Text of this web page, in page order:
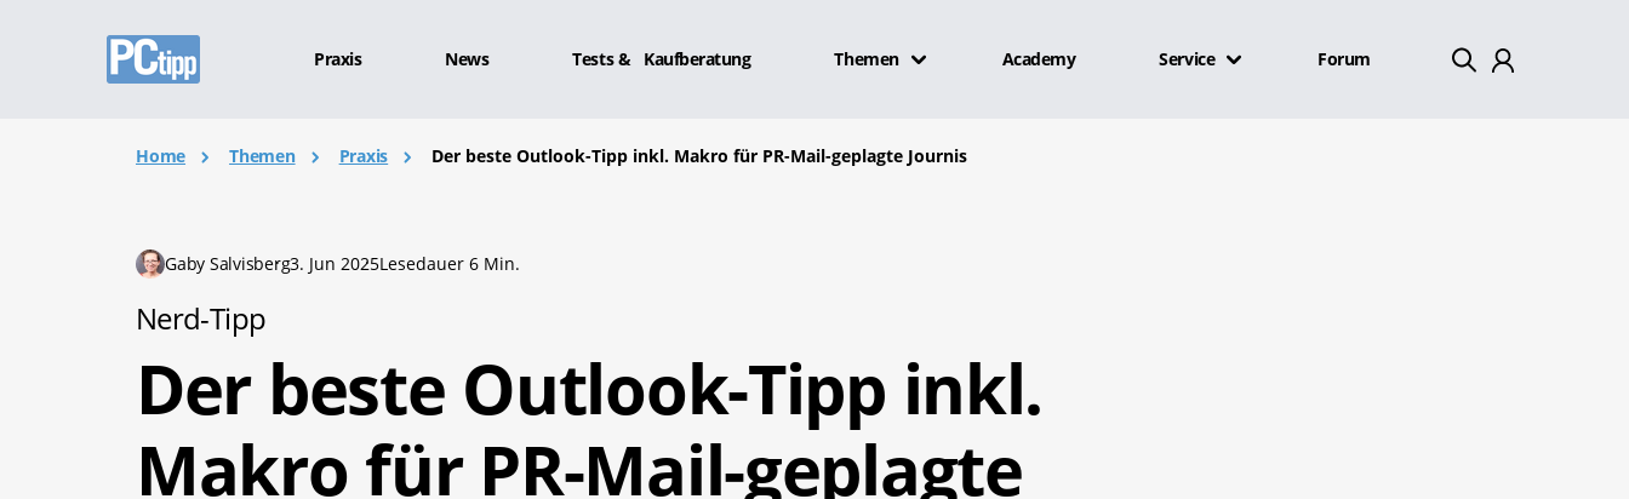
Praxis News Tests & Kaufberatung Themen Academy Service Forum
Home Themen Praxis Der beste Outlook-Tipp inkl. Makro für PR-Mail-geplagte Journis
Gaby Salvisberg3. Jun 2025Lesedauer 6 Min.
Nerd-Tipp
Der beste Outlook-Tipp inkl.
Makro für PR-Mail-geplagte